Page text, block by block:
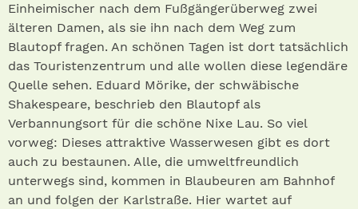
Einheimischer nach dem Fußgängerüberweg zwei
älteren Damen, als sie ihn nach dem Weg zum
Blautopf fragen. An schönen Tagen ist dort tatsächlich
das Touristenzentrum und alle wollen diese legendäre
Quelle sehen. Eduard Mörike, der schwäbische
Shakespeare, beschrieb den Blautopf als
Verbannungsort für die schöne Nixe Lau. So viel
vorweg: Dieses attraktive Wasserwesen gibt es dort
auch zu bestaunen. Alle, die umweltfreundlich
unterwegs sind, kommen in Blaubeuren am Bahnhof
an und folgen der Karlstraße. Hier wartet auf